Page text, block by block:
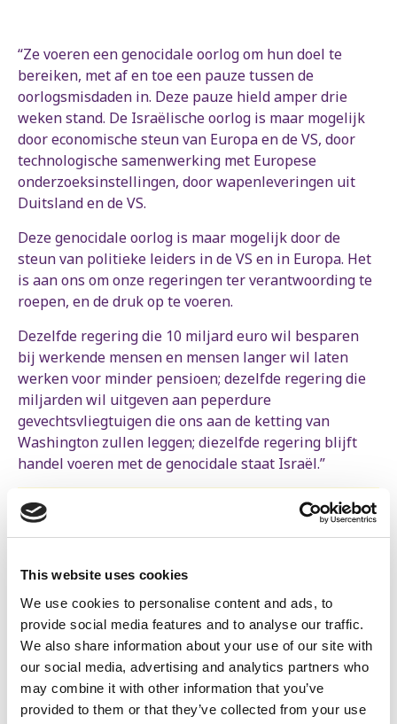
This website uses cookies
We use cookies to personalise content and ads, to
provide social media features and to analyse our traffic.
We also share information about your use of our site with
our social media, advertising and analytics partners who
may combine it with other information that you’ve
provided to them or that they’ve collected from your use
“Ze voeren een genocidale oorlog om hun doel te
bereiken, met af en toe een pauze tussen de
oorlogsmisdaden in. Deze pauze hield amper drie
weken stand. De Israëlische oorlog is maar mogelijk
door economische steun van Europa en de VS, door
technologische samenwerking met Europese
onderzoeksinstellingen, door wapenleveringen uit
Duitsland en de VS.
Deze genocidale oorlog is maar mogelijk door de
steun van politieke leiders in de VS en in Europa. Het
is aan ons om onze regeringen ter verantwoording te
roepen, en de druk op te voeren.
Dezelfde regering die 10 miljard euro wil besparen
bij werkende mensen en mensen langer wil laten
werken voor minder pensioen; dezelfde regering die
miljarden wil uitgeven aan peperdure
gevechtsvliegtuigen die ons aan de ketting van
Washington zullen leggen; diezelfde regering blijft
handel voeren met de genocidale staat Israël.”
Op
is er opnieuw een betoging
Belgische regering maatregelen neemt en
Afspraak om 14.00 uur aan het Noordstation
in Brussel.
Meer weten over de diepere